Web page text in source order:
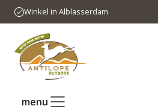
naar
inhoud
Winkel in Alblasserdam
menu